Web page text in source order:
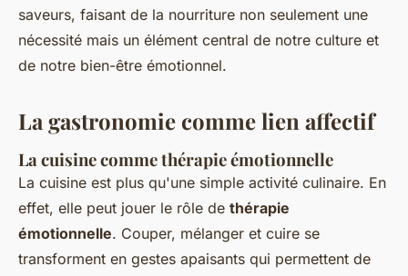
saveurs, faisant de la nourriture non seulement une
nécessité mais un élément central de notre culture et
de notre bien-être émotionnel.
La gastronomie comme lien affectif
La cuisine comme thérapie émotionnelle
La cuisine est plus qu'une simple activité culinaire. En
effet, elle peut jouer le rôle de thérapie
émotionnelle. Couper, mélanger et cuire se
transforment en gestes apaisants qui permettent de